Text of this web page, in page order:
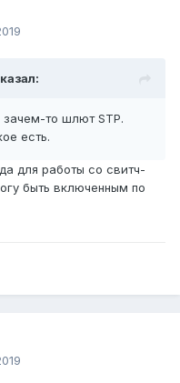
зачем-то шлют STP.
есть.
для работы со свитч-
быть включенным по